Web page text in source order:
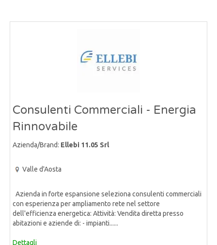
Consulenti Commerciali - Energia
Rinnovabile
Azienda/Brand: Ellebi 11.05 Srl
Valle d'Aosta
Azienda in forte espansione seleziona consulenti commerciali
con esperienza per ampliamento rete nel settore
dell'efficienza energetica: Attività: Vendita diretta presso
abitazioni e aziende di: - impianti......
Dettagli